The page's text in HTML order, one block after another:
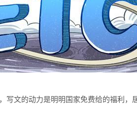
写文的动力是明明国家免费给的福利，